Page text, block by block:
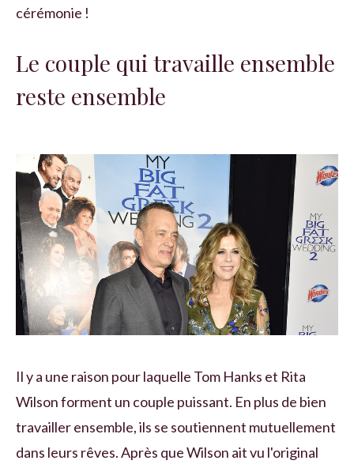
cérémonie !
Le couple qui travaille ensemble
reste ensemble
Il y a une raison pour laquelle Tom Hanks et Rita
Wilson forment un couple puissant. En plus de bien
travailler ensemble, ils se soutiennent mutuellement
dans leurs rêves. Après que Wilson ait vu l'original